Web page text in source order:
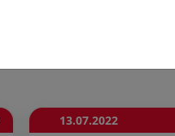
13.07.2022